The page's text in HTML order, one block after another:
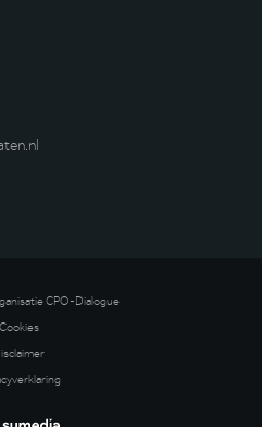
CPO-Dialogue
Cookies